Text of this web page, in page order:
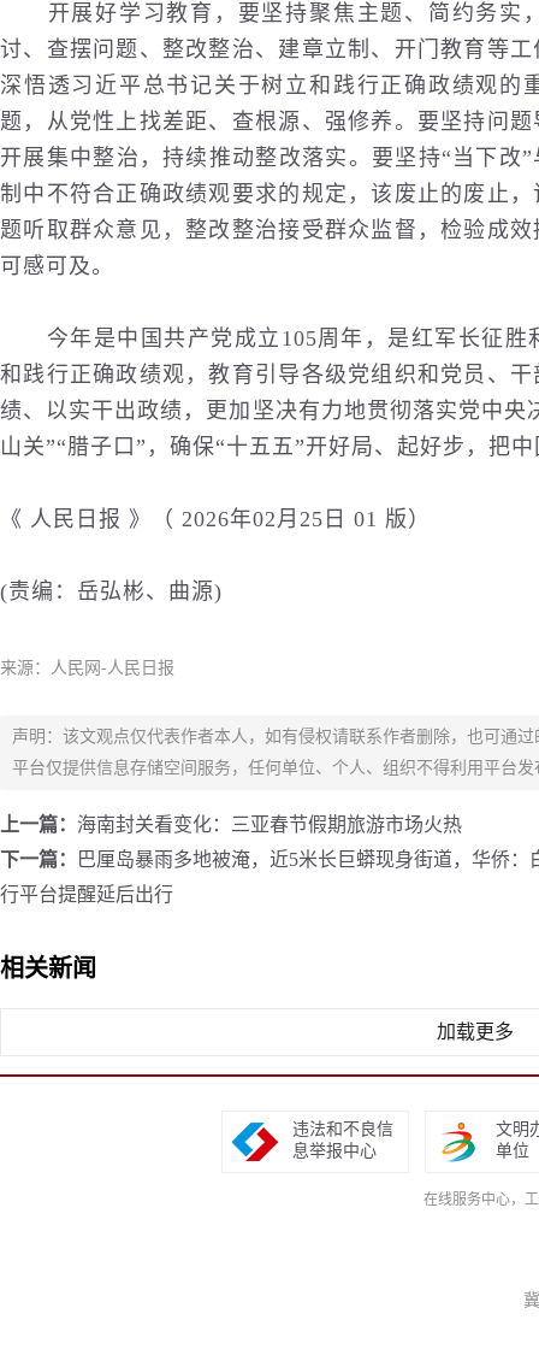
开展好学习教育，要坚持聚焦主题、简约务实
讨、查摆问题、整改整治、建章立制、开门教育等
深悟透习近平总书记关于树立和践行正确政绩观的
题，从党性上找差距、查根源、强修养。要坚持问
开展集中整治，持续推动整改落实。要坚持“当下改
制中不符合正确政绩观要求的规定，该废止的废止
题听取群众意见，整改整治接受群众监督，检验成
可感可及。
今年是中国共产党成立105周年，是红军长征胜
和践行正确政绩观，教育引导各级党组织和党员、
绩、以实干出政绩，更加坚决有力地贯彻落实党中
山关”“腊子口”，确保“十五五”开好局、起好步，把
《 人民日报 》（ 2026年02月25日 01 版）
(责编：岳弘彬、曲源)
来源：人民网-人民日报
声明：该文观点仅代表作者本人，如有侵权请联系作者删除，也可通
平台仅提供信息存储空间服务，任何单位、个人、组织不得利用平台
上一篇： 海南封关看变化：三亚春节假期旅游市场火热
下一篇：
巴厘岛暴雨多地被淹，近5米长巨蟒现身街道，华侨
行平台提醒延后出行
相关新闻
加载更多
违法和不良信
息举报中心
文明
单位
在线服务中心，